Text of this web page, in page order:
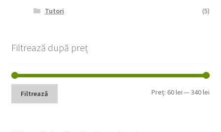
Tutori (5)
Filtrează după preț
Filtrează Preț: 60 lei —340 lei